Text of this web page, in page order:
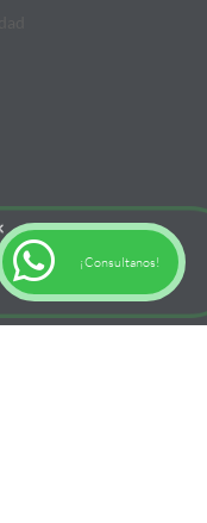
¡Consultanos!